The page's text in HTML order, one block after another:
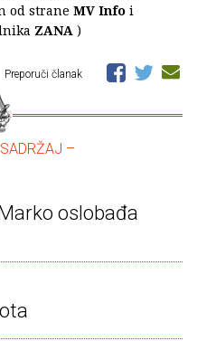
od strane MV Info i
ZANA )
Preporuči članak
–
oslobađa